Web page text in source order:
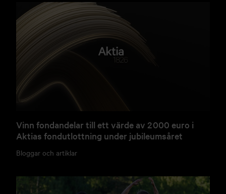
Vinn fondandelar till ett värde av 2 000 euro i
Aktias fondutlottning under jubileumsåret
Bloggar och artiklar